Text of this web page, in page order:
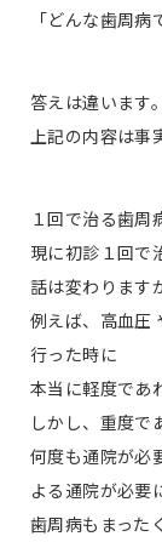
「どんな歯周病
答えは違います。
上記の内容は事
１回で治る歯周
現に初診１回で
話は変わります
例えば、高血圧
行った時に
本当に軽度であ
しかし、重度で
何度も通院が必
よる通院が必要
歯周病もまった